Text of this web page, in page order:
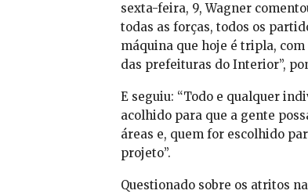
sexta-feira, 9, Wagner
todas as forças, todos os
máquina que hoje é tripla,
das prefeituras do Interior”,
E seguiu: “Todo e qualquer
acolhido para que a gente
áreas e, quem for escolhido
projeto”.
Questionado sobre os atritos